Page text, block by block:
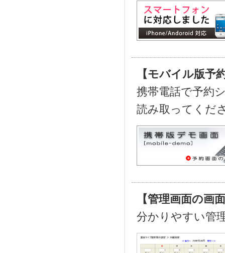
【モバイル版予
携帯電話で予約
読み取ってくだ
【管理画面の画
分かりやすい管